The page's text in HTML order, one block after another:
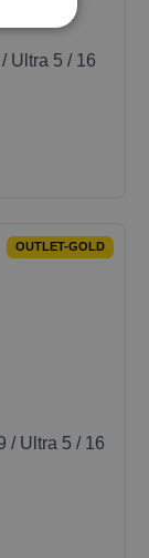
Ultra 5 / 16
OUTLET-GOLD
/ Ultra 5 / 16